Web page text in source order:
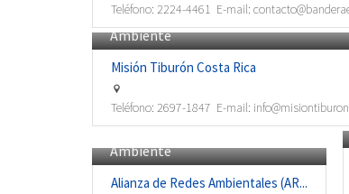
Teléfono: 2224-4461 E-mail:
Ambiente
Misión Tiburón Costa Rica
Teléfono: 2697-1847 E-mail:
Ambiente
Alianza de Redes Ambientales (AR...